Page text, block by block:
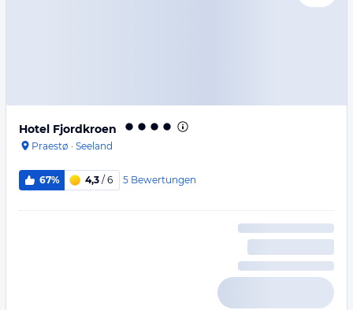
Hotel Fjordkroen
Praestø · Seeland
67% 4,3 / 6 5 Bewertungen